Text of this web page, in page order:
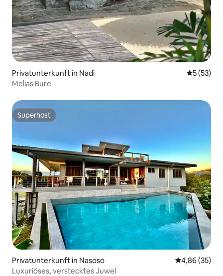
Privatunterkunft in Nadi
5 (53)
Melias Bure
Superhost
Superhost
Privatunterkunft in Nasoso
4,86 (35)
Luxuriöses, verstecktes Juwel